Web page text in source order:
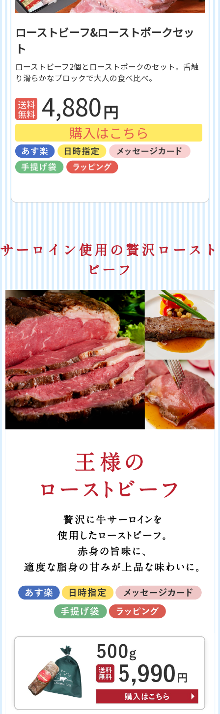
ローストビーフ&ローストポークセッ
ト
ローストビーフ2個とローストポークのセット。舌触
り滑らかなブロックで大人の食べ比べ。
4,880
購入はこちら
サーロイン使用の贅沢ロースト
ビーフ